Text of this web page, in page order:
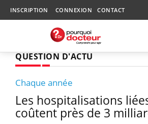
INSCRIPTION CONNEXION CONTACT
QUESTION D'ACTU
Chaque année
Les hospitalisations
coûtent près de 3